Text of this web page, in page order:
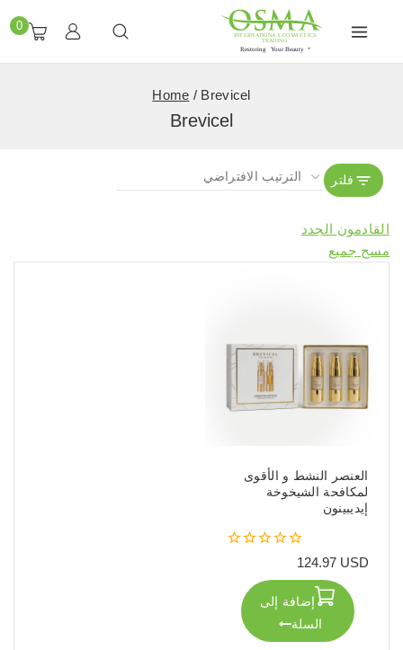
0
Home / Brevicel
Brevicel
فلتر
القادمون الجدد
مسح جميع
العنصر النشط و الأقوى
لمكافحة الشيخوخة
إيديبينون
124.97 USD
إضافة إلى
السلة